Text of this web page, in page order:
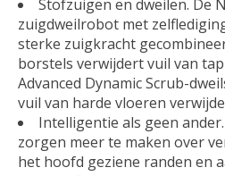
Stofzuigen en dweilen. De
zuigdweilrobot met
sterke zuigkracht
borstels verwijdert vuil van
Advanced Dynamic Scrub-
vuil van harde vloeren
Intelligentie als geen
zorgen meer te maken over
het hoofd geziene randen en